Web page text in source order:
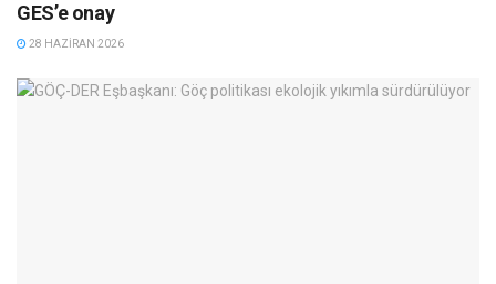
GES’e onay
28 HAZIRAN 2026